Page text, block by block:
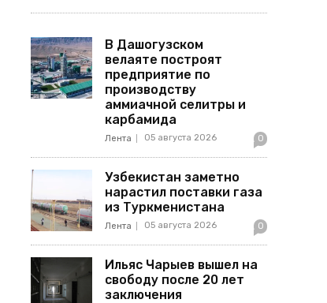
В Дашогузском
велаяте построят
предприятие по
производству
аммиачной селитры и
карбамида
Лента 05 августа 2026 0
Узбекистан заметно
нарастил поставки газа
из Туркменистана
Лента 05 августа 2026 0
Ильяс Чарыев вышел на
свободу после 20 лет
заключения